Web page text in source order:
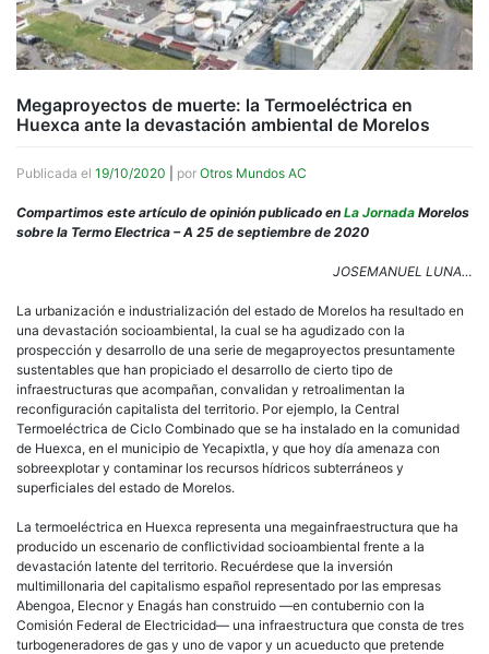
Megaproyectos de muerte: la Termoeléctrica en
Huexca ante la devastación ambiental de Morelos
Publicada el 19/10/2020 por Otros Mundos AC
Compartimos este artículo de opinión publicado en La Jornada Morelos
sobre la Termo Electrica – A 25 de septiembre de 2020
JOSEMANUEL LUNA…
La urbanización e industrialización del estado de Morelos ha resultado en
una devastación socioambiental, la cual se ha agudizado con la
prospección y desarrollo de una serie de megaproyectos presuntamente
sustentables que han propiciado el desarrollo de cierto tipo de
infraestructuras que acompañan, convalidan y retroalimentan la
reconfiguración capitalista del territorio. Por ejemplo, la Central
Termoeléctrica de Ciclo Combinado que se ha instalado en la comunidad
de Huexca, en el municipio de Yecapixtla, y que hoy día amenaza con
sobreexplotar y contaminar los recursos hídricos subterráneos y
superficiales del estado de Morelos.
La termoeléctrica en Huexca representa una megainfraestructura que ha
producido un escenario de conflictividad socioambiental frente a la
devastación latente del territorio. Recuérdese que la inversión
multimillonaria del capitalismo español representado por las empresas
Abengoa, Elecnor y Enagás han construido —en contubernio con la
Comisión Federal de Electricidad— una infraestructura que consta de tres
turbogeneradores de gas y uno de vapor y un acueducto que pretende